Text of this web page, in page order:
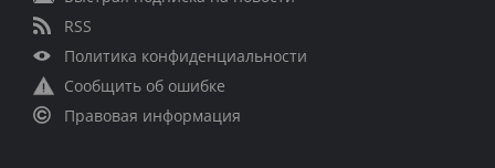
RSS
Политика конфиденциальности
Сообщить об ошибке
Правовая информация